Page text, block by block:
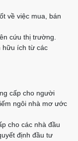
về việc mua, bán
cứu thị trường.
hữu ích từ các
cấp cho người
ngôi nhà mơ ước
cho các nhà đầu
định đầu tư